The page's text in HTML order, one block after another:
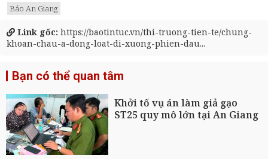
Báo An Giang
Link gốc: https://baotintuc.vn/thi-truong-tien-te/chung-
khoan-chau-a-dong-loat-di-xuong-phien-dau...
Bạn có thể quan tâm
Khởi tố vụ án làm giả gạo
ST25 quy mô lớn tại An Giang